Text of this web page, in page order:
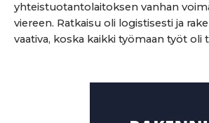
yhteistuotantolaitoksen vanhan
viereen. Ratkaisu oli logistisesti ja
vaativa, koska kaikki työmaan työt oli